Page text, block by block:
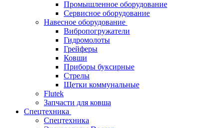
Промышленное оборудование
Сервисное оборудование
Навесное оборудование
Вибропогружатели
Гидромолоты
Грейферы
Ковши
Приборы буксирные
Стрелы
Щетки коммунальные
Flutek
Запчасти для ковша
Спецтехника
Спецтехника